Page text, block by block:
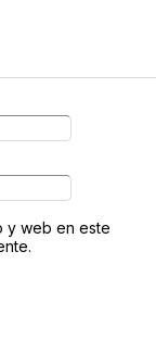
y web en este